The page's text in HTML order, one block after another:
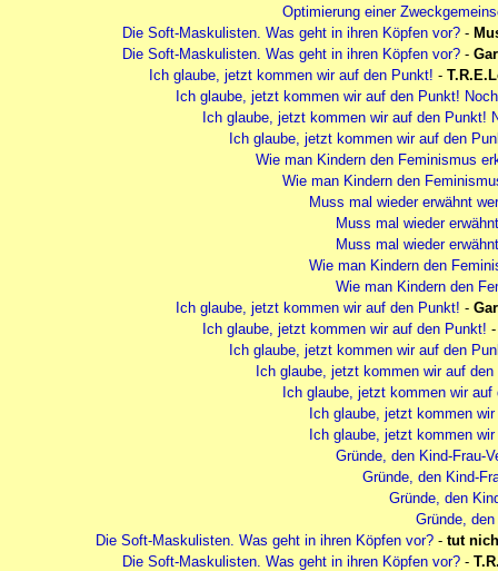
Optimierung einer
Die Soft-Maskulisten. Was geht in ihren Köpfen vor? -
Die Soft-Maskulisten. Was geht in ihren Köpfen vor? -
Ich glaube, jetzt kommen wir auf den Punkt! -
Ich glaube, jetzt kommen wir auf den Punkt!
Ich glaube, jetzt kommen wir auf den Punkt!
Ich glaube, jetzt kommen wir auf den
Wie man Kindern den Feminismus
Wie man Kindern den
Muss mal wieder erwähnt
Muss mal wieder
Muss mal wieder
Wie man Kindern den
Wie man Kindern den
Ich glaube, jetzt kommen wir auf den Punkt! -
Ich glaube, jetzt kommen wir auf den Punkt!
Ich glaube, jetzt kommen wir auf den
Ich glaube, jetzt kommen wir auf
Ich glaube, jetzt kommen wir auf
Ich glaube, jetzt kommen
Ich glaube, jetzt kommen
Gründe, den Kind-Frau-
Gründe, den Kind-
Gründe, den
Gründe,
Die Soft-Maskulisten. Was geht in ihren Köpfen vor? - tut
Die Soft-Maskulisten. Was geht in ihren Köpfen vor? -